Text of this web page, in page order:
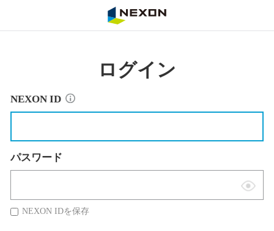
ログイン
NEXON ID
パスワード
表
NEXON IDを保存